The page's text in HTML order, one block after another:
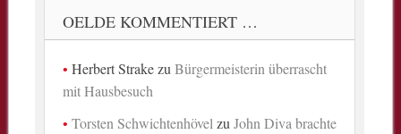
OELDE KOMMENTIERT …
Herbert StrakezuBürgermeisterin überrascht
mit Hausbesuch
Torsten Schwichtenhövel zuJohn Diva brachte